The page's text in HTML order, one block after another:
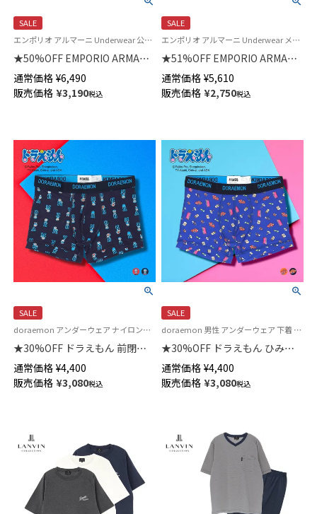
SALE
エンポリオ アルマーニ Underwear 公式 メンズ 男性 紳士 下着 プレゼント 無料ラッピング
★50%OFF EMPORIO ARMANI
イーグルリブ ビスコース ボク
サーパンツ 【S/M/L】 前閉じ EU
サイズ 54000341
通常価格 ¥6,490
販売価格 ¥3,190税込
SALE
エンポリオ アルマーニ Underwear メンズ 紳士 下着 父の日
★51%OFF EMPORIO ARMANI
オールオーバー ボールドイーグ
ルロゴ ボクサーパンツ【S/M/L】
前閉じ EUサイズ 54007931
通常価格 ¥5,610
販売価格 ¥2,750税込
SALE
doraemon アンダーウェア ナイロンストレッチ素材 下着 パンツ キャラクター
★30%OFF ドラえもん 前閉じ
ボクサー パンツ メンズ
53605006
通常価格 ¥4,400
販売価格 ¥3,080税込
SALE
doraemon 男性 アンダーウェア 下着 ナイロンストレッチ素材 キャラクター
★30%OFF ドラえもん ひみつ
道具 前閉じ ボクサー パンツ メ
ンズ 53605005
通常価格 ¥4,400
販売価格 ¥3,080税込